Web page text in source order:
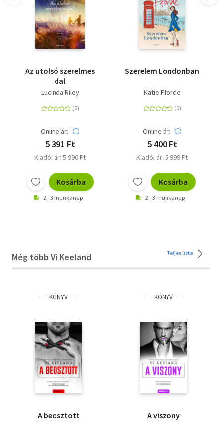
Az utolsó szerelmes
dal
Lucinda Riley
Online ár:
5 391 Ft
Kiadói ár: 5 990 Ft
Kosárba
2 - 3 munkanap
Szerelem Londonban
Katie Fforde
Online ár:
5 400 Ft
Kiadói ár: 5 999 Ft
Kosárba
2 - 3 munkanap
Még több Vi Keeland Teljes lista
KÖNYV
A beosztott
KÖNYV
A viszony